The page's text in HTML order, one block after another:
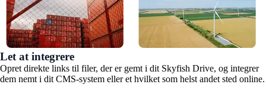
Let at integrere
Opret direkte links til filer, der er gemt i dit Skyfish Drive, og integrer
dem nemt i dit CMS-system eller et hvilket som helst andet sted online.